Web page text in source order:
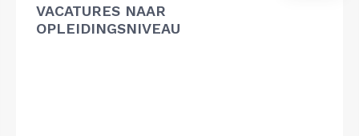
VACATURES NAAR
OPLEIDINGSNIVEAU